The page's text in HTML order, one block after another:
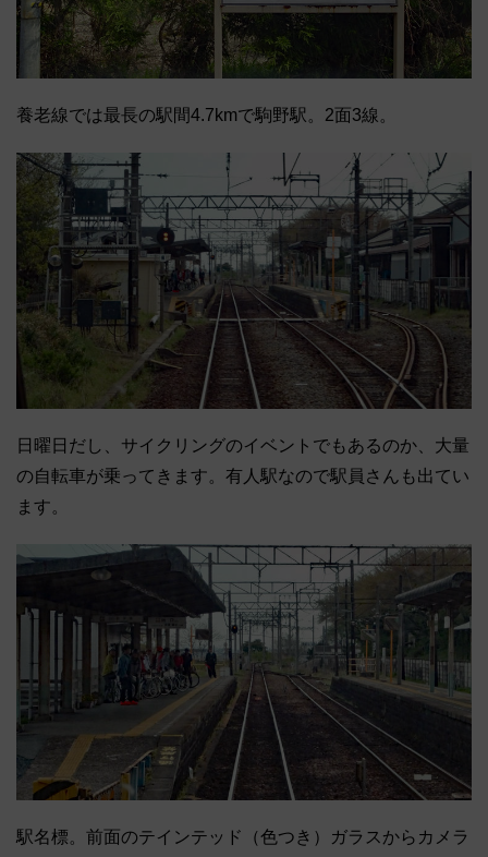
養老線では最長の駅間4.7kmで駒野駅。2面3線。
日曜日だし、サイクリングのイベントでもあるのか、大量
の自転車が乗ってきます。有人駅なので駅員さんも出てい
ます。
駅名標。前面のテインテッド（色つき）ガラスからカメラ